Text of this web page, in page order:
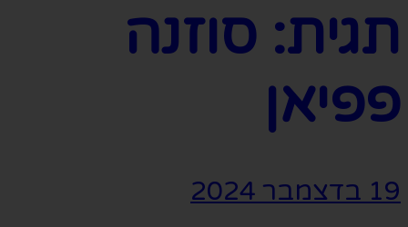
תגית: סוזנה
פפיאן
19 בדצמבר 2024